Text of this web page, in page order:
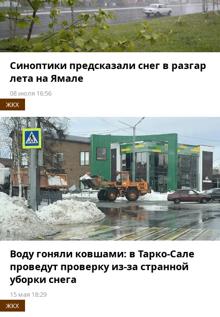
Синоптики предсказали снег в разгар
лета на Ямале
08 июля 16:56
ЖКХ
Воду гоняли ковшами: в Тарко-Сале
проведут проверку из-за странной
уборки снега
15 мая 18:29
ЖКХ